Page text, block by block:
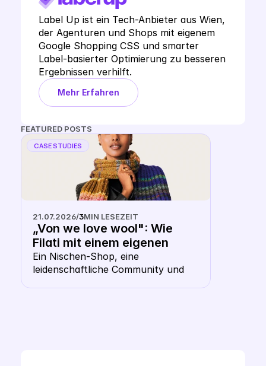
Label Up ist ein Tech-Anbieter aus Wien,
der Agenturen und Shops mit eigenem
Google Shopping CSS und smarter
Label-basierter Optimierung zu besseren
Ergebnissen verhilft.
Mehr Erfahren
FEATURED POSTS
CASE STUDIES
21.07.2026/3MIN LESEZEIT
„Von we love wool": Wie
Filati mit einem eigenen
Keyword CSS aus dem
Shopping- Karussell
heraussticht
Ein Nischen-Shop, eine
leidenschaftliche Community und